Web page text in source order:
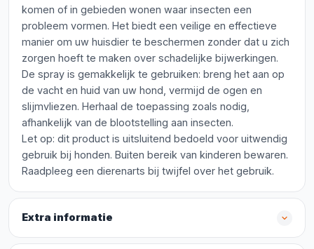
komen of in gebieden wonen waar insecten een
probleem vormen. Het biedt een veilige en effectieve
manier om uw huisdier te beschermen zonder dat u zich
zorgen hoeft te maken over schadelijke bijwerkingen.
De spray is gemakkelijk te gebruiken: breng het aan op
de vacht en huid van uw hond, vermijd de ogen en
slijmvliezen. Herhaal de toepassing zoals nodig,
afhankelijk van de blootstelling aan insecten.
Let op: dit product is uitsluitend bedoeld voor uitwendig
gebruik bij honden. Buiten bereik van kinderen bewaren.
Raadpleeg een dierenarts bij twijfel over het gebruik.
Extra informatie